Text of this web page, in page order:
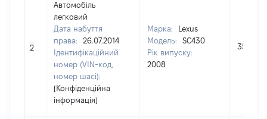
2
Автомобіль
легковий
Дата набуття
права:
26.07.2014
Ідентифікаційний
номер (VIN-код,
номер шасі):
[Конфіденційна
інформація]
Марка:
Lexus
Модель:
SC430
Рік випуску:
2008
351000